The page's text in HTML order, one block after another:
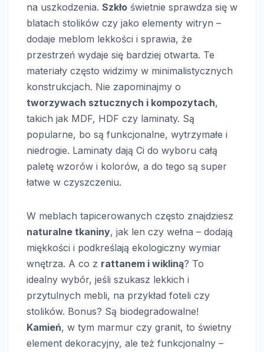
na uszkodzenia. Szkło świetnie sprawdza się w
blatach stolików czy jako elementy witryn –
dodaje meblom lekkości i sprawia, że
przestrzeń wydaje się bardziej otwarta. Te
materiały często widzimy w minimalistycznych
konstrukcjach. Nie zapominajmy o
tworzywach sztucznych i kompozytach,
takich jak MDF, HDF czy laminaty. Są
popularne, bo są funkcjonalne, wytrzymałe i
niedrogie. Laminaty dają Ci do wyboru całą
paletę wzorów i kolorów, a do tego są super
łatwe w czyszczeniu.
W meblach tapicerowanych często znajdziesz
naturalne tkaniny, jak len czy wełna – dodają
miękkości i podkreślają ekologiczny wymiar
wnętrza. A co z rattanem i wikliną? To
idealny wybór, jeśli szukasz lekkich i
przytulnych mebli, na przykład foteli czy
stolików. Bonus? Są biodegradowalne!
Kamień, w tym marmur czy granit, to świetny
element dekoracyjny, ale też funkcjonalny –